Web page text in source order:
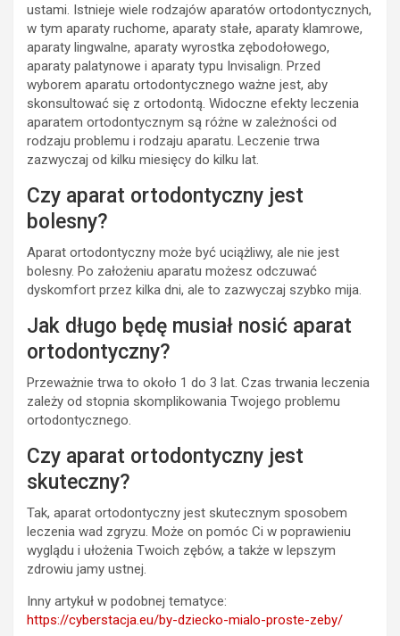
ustami. Istnieje wiele rodzajów aparatów ortodontycznych,
w tym aparaty ruchome, aparaty stałe, aparaty klamrowe,
aparaty lingwalne, aparaty wyrostka zębodołowego,
aparaty palatynowe i aparaty typu Invisalign. Przed
wyborem aparatu ortodontycznego ważne jest, aby
skonsultować się z ortodontą. Widoczne efekty leczenia
aparatem ortodontycznym są różne w zależności od
rodzaju problemu i rodzaju aparatu. Leczenie trwa
zazwyczaj od kilku miesięcy do kilku lat.
Czy aparat ortodontyczny jest
bolesny?
Aparat ortodontyczny może być uciążliwy, ale nie jest
bolesny. Po założeniu aparatu możesz odczuwać
dyskomfort przez kilka dni, ale to zazwyczaj szybko mija.
Jak długo będę musiał nosić aparat
ortodontyczny?
Przeważnie trwa to około 1 do 3 lat. Czas trwania leczenia
zależy od stopnia skomplikowania Twojego problemu
ortodontycznego.
Czy aparat ortodontyczny jest
skuteczny?
Tak, aparat ortodontyczny jest skutecznym sposobem
leczenia wad zgryzu. Może on pomóc Ci w poprawieniu
wyglądu i ułożenia Twoich zębów, a także w lepszym
zdrowiu jamy ustnej.
Inny artykuł w podobnej tematyce:
https://cyberstacja.eu/by-dziecko-mialo-proste-zeby/